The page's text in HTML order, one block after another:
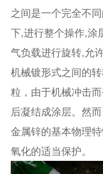
之间是一个完全不
下,进行整个操作,涂
气负载进行旋转,允
机械镀形式之间的
粒，由于机械冲击
后凝结成涂层。然
金属锌的基本物理
氧化的适当保护。